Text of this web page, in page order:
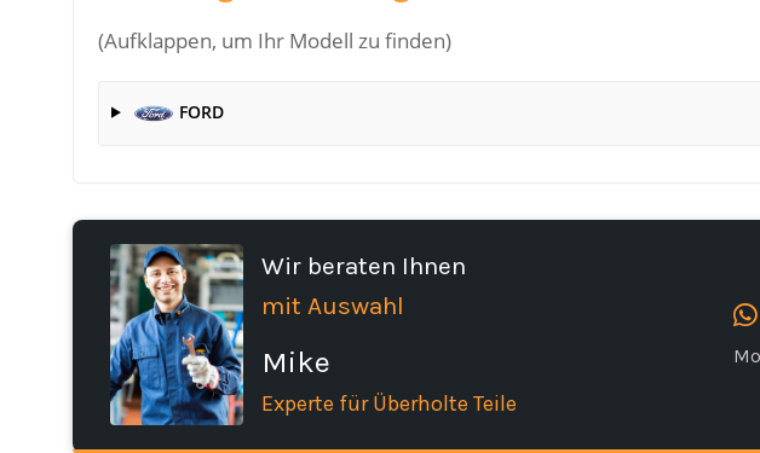
(Aufklappen, um Ihr Modell zu finden)
FORD
Wir beraten Ihnen
mit Auswahl
Mike
Experte für Überholte Teile